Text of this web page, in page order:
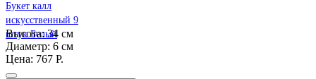
Букет калл
искусственный 9
штук Белый
Высота: 34 см
Диаметр: 6 см
Цена: 767 Р.